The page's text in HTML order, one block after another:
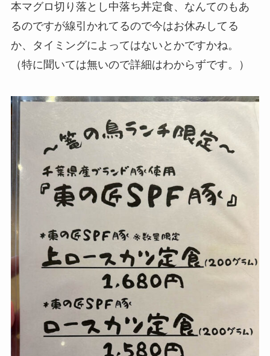
本マグロ切り落とし中落ち丼定食、なんてのもあ
るのですが線引かれてるので今はお休みしてる
か、タイミングによってはないとかですかね。
（特に聞いては無いので詳細はわからずです。）